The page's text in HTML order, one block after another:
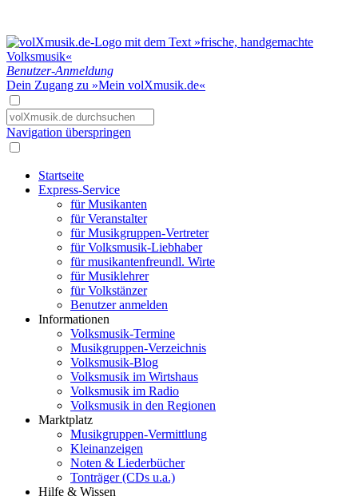
Benutzer-Anmeldung
Dein Zugang zu »Mein volXmusik.de«
Navigation überspringen
Startseite
Express-Service
für Musikanten
für Veranstalter
für Musikgruppen-Vertreter
für Volksmusik-Liebhaber
für musikantenfreundl. Wirte
für Musiklehrer
für Volkstänzer
Benutzer anmelden
Informationen
Volksmusik-Termine
Musikgruppen-Verzeichnis
Volksmusik-Blog
Volksmusik im Wirtshaus
Volksmusik im Radio
Volksmusik in den Regionen
Marktplatz
Musikgruppen-Vermittlung
Kleinanzeigen
Noten & Liederbücher
Tonträger (CDs u.a.)
Hilfe & Wissen